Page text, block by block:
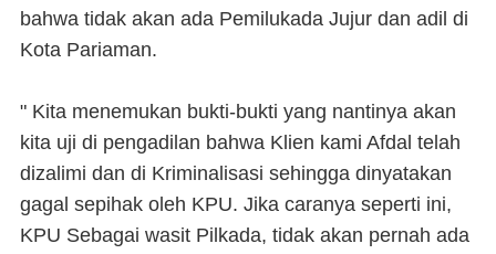
bahwa tidak akan ada Pemilukada Jujur dan adil di
Kota Pariaman.
" Kita menemukan bukti-bukti yang nantinya akan
kita uji di pengadilan bahwa Klien kami Afdal telah
dizalimi dan di Kriminalisasi sehingga dinyatakan
gagal sepihak oleh KPU. Jika caranya seperti ini,
KPU Sebagai wasit Pilkada, tidak akan pernah ada